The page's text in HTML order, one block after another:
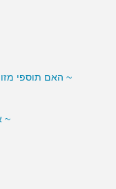
~ האם תוספי